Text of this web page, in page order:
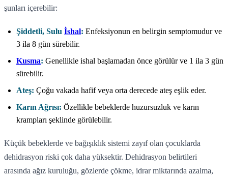
şunları içerebilir:
Şiddetli, Sulu İshal: Enfeksiyonun en belirgin semptomudur ve
3 ila 8 gün sürebilir.
Kusma: Genellikle ishal başlamadan önce görülür ve 1 ila 3 gün
sürebilir.
Ateş: Çoğu vakada hafif veya orta derecede ateş eşlik eder.
Karın Ağrısı: Özellikle bebeklerde huzursuzluk ve karın
krampları şeklinde görülebilir.
Küçük bebeklerde ve bağışıklık sistemi zayıf olan çocuklarda
dehidrasyon riski çok daha yüksektir. Dehidrasyon belirtileri
arasında ağız kuruluğu, gözlerde çökme, idrar miktarında azalma,